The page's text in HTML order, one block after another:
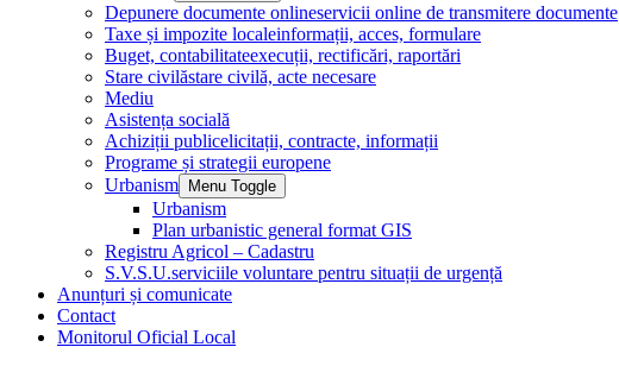
Depunere documente onlineservicii online de transmitere documente
Taxe și impozite localeinformații, acces, formulare
Buget, contabilitateexecuții, rectificări, raportări
Stare civilăstare civilă, acte necesare
Mediu
Asistența socială
Achiziții publicelicitații, contracte, informații
Programe și strategii europene
Urbanism
Menu Toggle
Urbanism
Plan urbanistic general format GIS
Registru Agricol – Cadastru
S.V.S.U.serviciile voluntare pentru situații de urgență
Anunțuri și comunicate
Contact
Monitorul Oficial Local